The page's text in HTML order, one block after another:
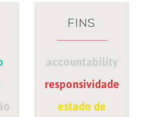
FINS
accountability
responsividade
estado de